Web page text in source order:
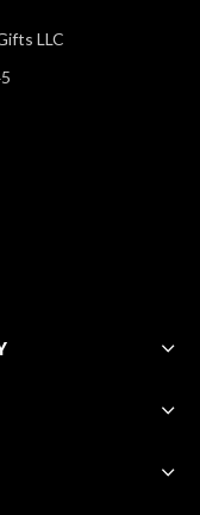
LLC